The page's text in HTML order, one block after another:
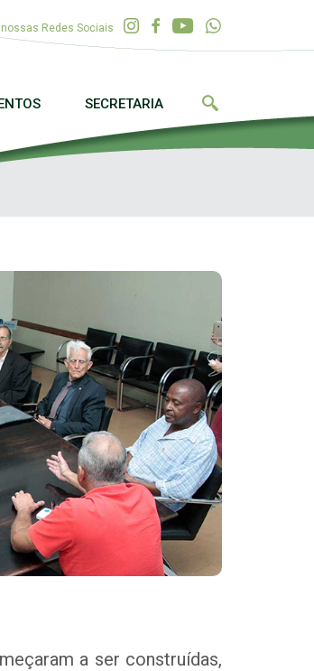
Redes Sociais
SECRETARIA
a ser construídas,